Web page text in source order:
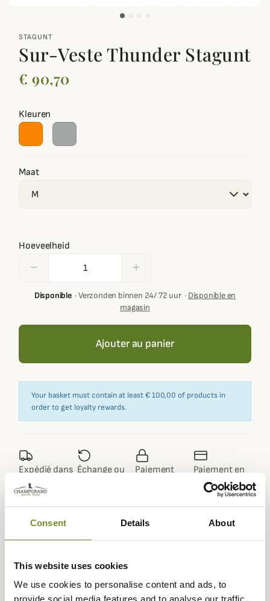
Consent Details About
This website uses cookies
We use cookies to personalise content and ads, to
STAGUNT
Sur-Veste Thunder Stagunt
€ 90,70
Kleuren
Maat
Hoeveelheid
remove add
Disponible·Verzonden binnen 24/ 72 uur· Disponible en
magasin
Ajouter au panier
Your basket must contain at least € 100,00 of products in
order to get loyalty rewards.
Expédié dans
la journée
Échange ou
Paiement
Paiement en
3 fois dès 100
Beschrijving